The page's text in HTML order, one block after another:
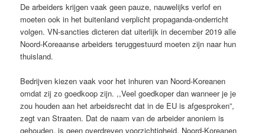
De arbeiders krijgen vaak geen pauze, nauwelijks verlof en
moeten ook in het buitenland verplicht propaganda-onderricht
volgen. VN-sancties dicteren dat uiterlijk in december 2019 alle
Noord-Koreaanse arbeiders teruggestuurd moeten zijn naar hun
thuisland.
Bedrijven kiezen vaak voor het inhuren van Noord-Koreanen
omdat zij zo goedkoop zijn. ,,Veel goedkoper dan wanneer je je
zou houden aan het arbeidsrecht dat in de EU is afgesproken”,
zegt van Straaten. Dat de naam van de arbeider anoniem is
gehouden, is geen overdreven voorzichtigheid. Noord-Koreanen